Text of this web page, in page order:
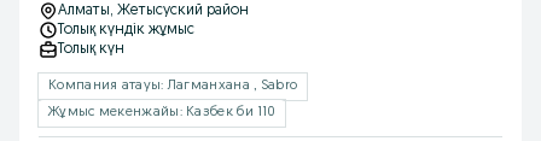
Алматы, Жетысуский район
Толық күндік жұмыс
Толық күн
Компания атауы: Лагманхана , Sabro
Жұмыс мекенжайы: Казбек би 110